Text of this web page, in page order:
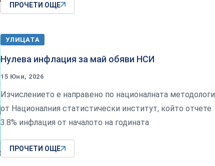
ПРОЧЕТИ ОЩЕ
УЛИЦАТА
Нулева инфлация за май обяви НСИ
15 Юни, 2026
Изчислението е направено по националната
от Националния статистически институт, който отчете
3.8% инфлация от началото на годината
ПРОЧЕТИ ОЩЕ